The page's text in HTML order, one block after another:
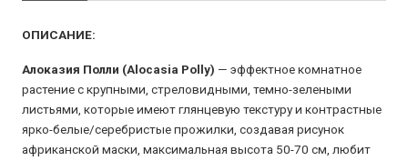
ОПИСАНИЕ:
Алоказия Полли (Alocasia Polly) — эффектное комнатное
растение с крупными, стреловидными, темно-зелеными
листьями, которые имеют глянцевую текстуру и контрастные
ярко-белые/серебристые прожилки, создавая рисунок
африканской маски, максимальная высота 50-70 см, любит